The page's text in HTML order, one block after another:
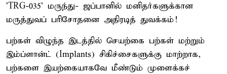
'TRG-035' மருந்து- ஜப்பானில் மனிதர்களுக்கான
மருத்துவப் பரிசோதனை அதிரடித் துவக்கம்!
பற்கள் விழுந்த இடத்தில் செயற்கை பற்கள் மற்றும்
இம்ப்ளான்ட் (Implants) சிகிச்சைகளுக்கு மாற்றாக,
பற்களை இயற்கையாகவே மீண்டும் முளைக்கச்